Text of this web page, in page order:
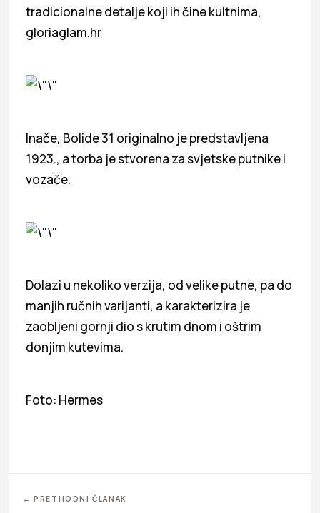
tradicionalne detalje koji ih čine kultnima,
gloriaglam.hr
Inače, Bolide 31 originalno je predstavljena
1923., a torba je stvorena za svjetske putnike i
vozače.
Dolazi u nekoliko verzija, od velike putne, pa do
manjih ručnih varijanti, a karakterizira je
zaobljeni gornji dio s krutim dnom i oštrim
donjim kutevima.
Foto: Hermes
← PRETHODNI ČLANAK